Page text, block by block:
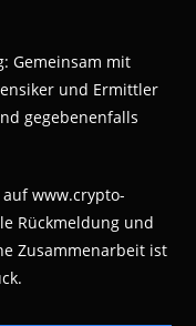
Gemeinsam mit
und Ermittler
gegebenenfalls
www.crypto-
Rückmeldung und
Zusammenarbeit ist